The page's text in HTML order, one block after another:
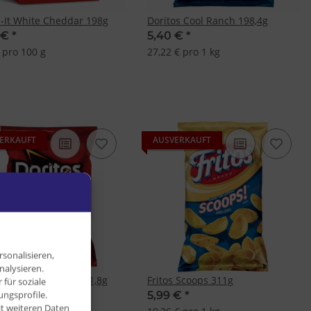
It White Cheddar 198g
*
pro 100 g
Doritos Cool Ranch 198,4g
5,40 € *
27,22 € pro 1 kg
Nacho Cheese 311,8g
€*
AUSVERKAUFT
Fritos Scoops 311g
5,99 € *
für soziale
weiteren Daten